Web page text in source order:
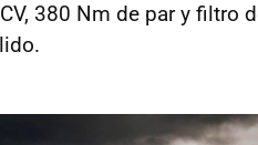
380 Nm de par y filtro